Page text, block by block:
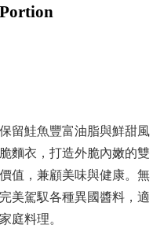
留鮭魚豐富油脂與鮮甜風
麵衣，打造外脆內嫩的雙
值，兼顧美味與健康。無
美駕馭各種異國醬料，適
庭料理。